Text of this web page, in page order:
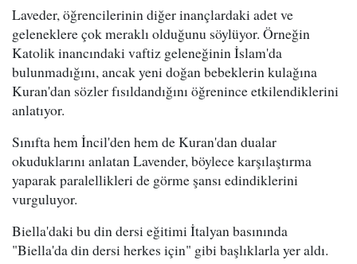
Laveder, öğrencilerinin diğer inançlardaki adet ve
geleneklere çok meraklı olduğunu söylüyor. Örneğin
Katolik inancındaki vaftiz geleneğinin İslam'da
bulunmadığını, ancak yeni doğan bebeklerin kulağına
Kuran'dan sözler fısıldandığını öğrenince etkilendiklerini
anlatıyor.
Sınıfta hem İncil'den hem de Kuran'dan dualar
okuduklarını anlatan Lavender, böylece karşılaştırma
yaparak paralellikleri de görme şansı edindiklerini
vurguluyor.
Biella'daki bu din dersi eğitimi İtalyan basınında
"Biella'da din dersi herkes için" gibi başlıklarla yer aldı.